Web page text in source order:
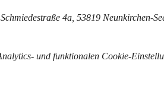
4a, 53819 Neunkirchen-
und funktionalen Cookie-